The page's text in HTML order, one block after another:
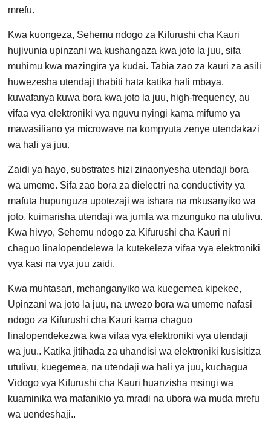
mrefu.
Kwa kuongeza, Sehemu ndogo za Kifurushi cha Kauri
hujivunia upinzani wa kushangaza kwa joto la juu, sifa
muhimu kwa mazingira ya kudai. Tabia zao za kauri za asili
huwezesha utendaji thabiti hata katika hali mbaya,
kuwafanya kuwa bora kwa joto la juu, high-frequency, au
vifaa vya elektroniki vya nguvu nyingi kama mifumo ya
mawasiliano ya microwave na kompyuta zenye utendakazi
wa hali ya juu.
Zaidi ya hayo, substrates hizi zinaonyesha utendaji bora
wa umeme. Sifa zao bora za dielectri na conductivity ya
mafuta hupunguza upotezaji wa ishara na mkusanyiko wa
joto, kuimarisha utendaji wa jumla wa mzunguko na utulivu.
Kwa hivyo, Sehemu ndogo za Kifurushi cha Kauri ni
chaguo linalopendelewa la kutekeleza vifaa vya elektroniki
vya kasi na vya juu zaidi.
Kwa muhtasari, mchanganyiko wa kuegemea kipekee,
Upinzani wa joto la juu, na uwezo bora wa umeme nafasi
ndogo za Kifurushi cha Kauri kama chaguo
linalopendekezwa kwa vifaa vya elektroniki vya utendaji
wa juu.. Katika jitihada za uhandisi wa elektroniki kusisitiza
utulivu, kuegemea, na utendaji wa hali ya juu, kuchagua
Vidogo vya Kifurushi cha Kauri huanzisha msingi wa
kuaminika wa mafanikio ya mradi na ubora wa muda mrefu
wa uendeshaji..